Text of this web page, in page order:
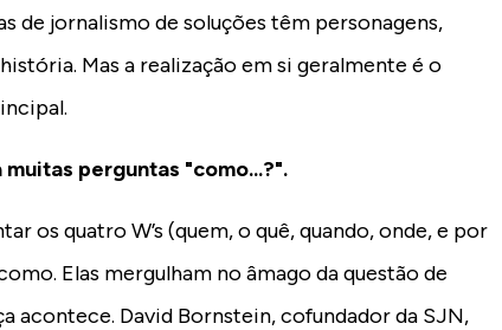
de jornalismo de soluções têm personagens,
Mas a realização em si geralmente é o
muitas perguntas "como...?".
os quatro W’s (quem, o quê, quando, onde, e por
Elas mergulham no âmago da questão de
acontece. David Bornstein, cofundador da SJN,